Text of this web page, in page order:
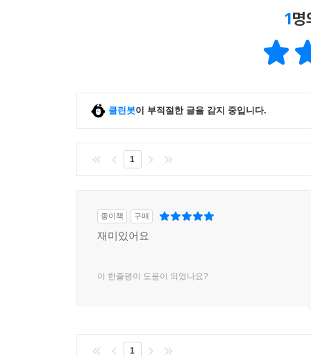
1명
클린봇이 부적절한 글을 감지 중입니다.
1
종이책 구매
재미있어요
이 한줄평이 도움이 되었나요?
1